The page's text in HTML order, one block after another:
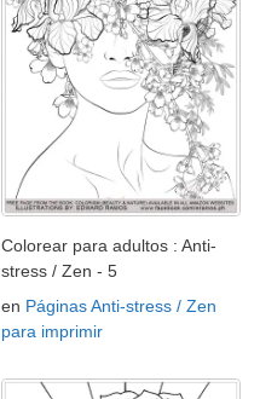
Colorear para adultos : Anti-
stress / Zen - 5
en Páginas Anti-stress / Zen
para imprimir